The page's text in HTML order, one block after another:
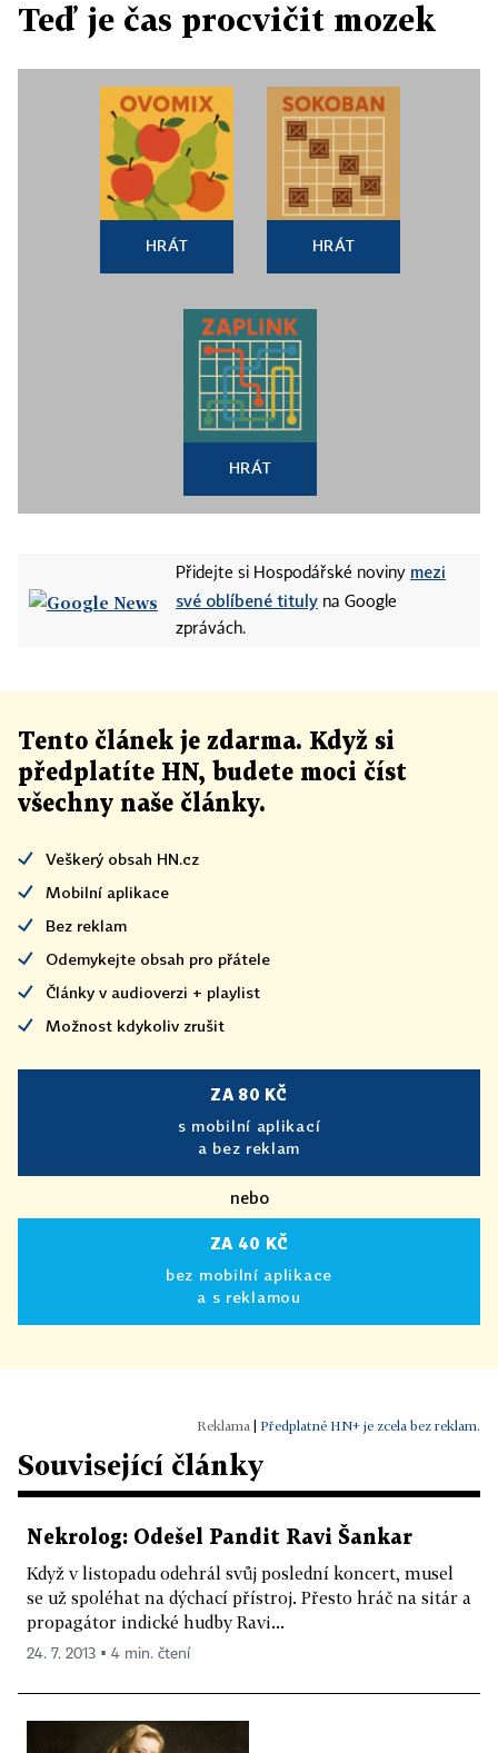
Teď je čas procvičit mozek
HRÁT HRÁT
HRÁT
Přidejte si Hospodářské noviny mezi
své oblíbené tituly na Google
zprávách.
Tento článek je zdarma. Když si
předplatíte HN, budete moci číst
všechny naše články.
Veškerý obsah HN.cz
Mobilní aplikace
Bez reklam
Odemykejte obsah pro přátele
Články v audioverzi + playlist
Možnost kdykoliv zrušit
ZA 80 KČ
s mobilní aplikací
a bez reklam
nebo
ZA 40 KČ
bez mobilní aplikace
a s reklamou
Předplatné HN+ je zcela bez reklam.
Související články
Nekrolog: Odešel Pandit Ravi Šankar
Když v listopadu odehrál svůj poslední koncert, musel
se už spoléhat na dýchací přístroj. Přesto hráč na sitár a
propagátor indické hudby Ravi...
24. 7. 2013 ▪ 4 min. čtení